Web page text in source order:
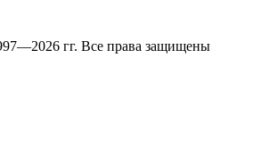
гг. Все права защищены